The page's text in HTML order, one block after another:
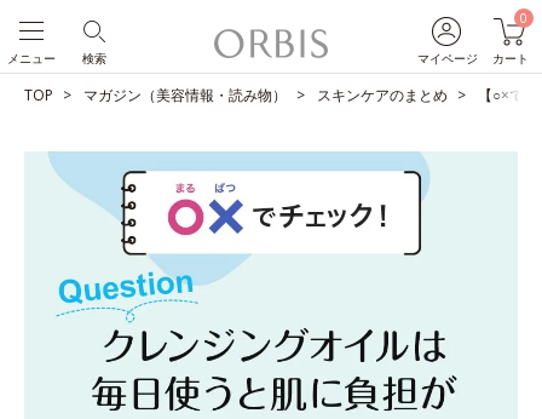
マイページ
0
カート
検索
メニュー
TOP マガジン（美容情報・読み物） スキンケアのまとめ 【○×で